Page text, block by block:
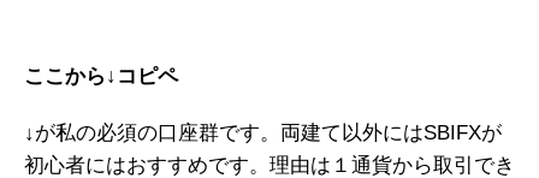
ここから↓コピペ
↓が私の必須の口座群です。両建て以外にはSBIFXが
初心者にはおすすめです。理由は１通貨から取引でき